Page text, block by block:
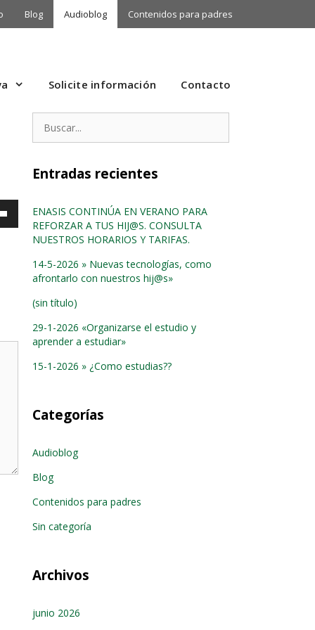
Blog Audioblog Contenidos para padres
Solicite información Contacto
Entradas recientes
ENASIS CONTINÚA EN VERANO PARA
REFORZAR A TUS HIJ@S. CONSULTA
NUESTROS HORARIOS Y TARIFAS.
14-5-2026 » Nuevas tecnologías, como
afrontarlo con nuestros hij@s»
(sin título)
29-1-2026 «Organizarse el estudio y
aprender a estudiar»
15-1-2026 » ¿Como estudias??
Categorías
Audioblog
Blog
Contenidos para padres
Sin categoría
Archivos
junio 2026